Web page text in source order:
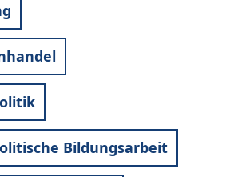
Bildungsarbeit